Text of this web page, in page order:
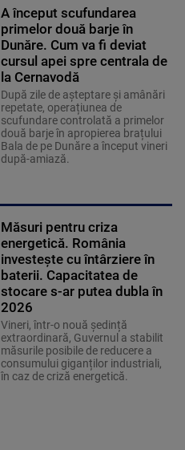
A început scufundarea
primelor două barje în
Dunăre. Cum va fi deviat
cursul apei spre centrala de
la Cernavodă
După zile de așteptare și amânări
repetate, operațiunea de
scufundare controlată a primelor
două barje în apropierea brațului
Bala de pe Dunăre a început vineri
după-amiază.
Măsuri pentru criza
energetică. România
investește cu întârziere în
baterii. Capacitatea de
stocare s-ar putea dubla în
2026
Vineri, într-o nouă ședință
extraordinară, Guvernul a stabilit
măsurile posibile de reducere a
consumului giganților industriali,
în caz de criză energetică.